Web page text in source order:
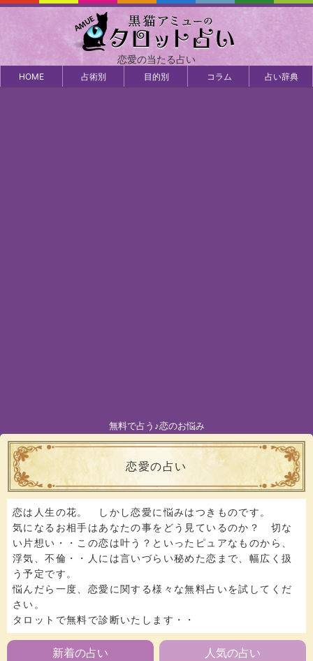
恋愛の当たる占い
HOME 占術別 目的別 コラム 占い辞典
無料で占う♪恋のお悩み
恋愛の占い
恋は人生の花。 しかし恋愛に悩みはつきものです。
気になるお相手はあなたの事をどう見ているのか？ 切な
い片想い・・この恋は叶う？といったピュアなものから、
浮気、不倫・・人には言いづらい秘めた恋まで、幅広く扱
う予定です。
悩んだら一度、恋愛に関する様々な無料占いを試してくだ
さい。
タロットで無料で診断いたします・・
新着の占い 人気の占い